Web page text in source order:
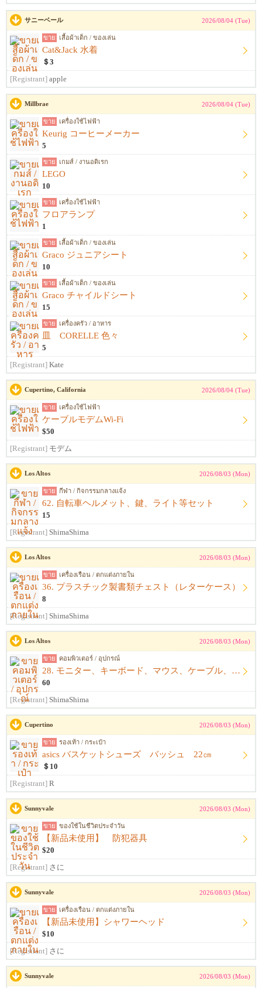
サニーベール 2026/08/04 (Tue)
ขาย เสื้อผ้าเด็ก / ของเล่น
Cat&Jack 水着
＄3
[Registrant] apple
Millbrae 2026/08/04 (Tue)
ขาย เครื่องใช้ไฟฟ้า
Keurig コーヒーメーカー
5
ขาย เกมส์ / งานอดิเรก
LEGO
10
ขาย เครื่องใช้ไฟฟ้า
フロアランプ
1
ขาย เสื้อผ้าเด็ก / ของเล่น
Graco ジュニアシート
10
ขาย เสื้อผ้าเด็ก / ของเล่น
Graco チャイルドシート
15
ขาย เครื่องครัว / อาหาร
皿 CORELLE 色々
5
[Registrant] Kate
Cupertino, California 2026/08/04 (Tue)
ขาย เครื่องใช้ไฟฟ้า
ケーブルモデムWi-Fi
$50
[Registrant] モデム
Los Altos 2026/08/03 (Mon)
ขาย กีฬา / กิจกรรมกลางแจ้ง
62. 自転車ヘルメット、鍵、ライト等セット
15
[Registrant] ShimaShima
Los Altos 2026/08/03 (Mon)
ขาย เครื่องเรือน / ตกแต่งภายใน
36. プラスチック製書類チェスト（レターケース）
8
[Registrant] ShimaShima
Los Altos 2026/08/03 (Mon)
ขาย คอมพิวเตอร์ / อุปกรณ์
28. モニター、キーボード、マウス、ケーブル、アームレスト一式
60
[Registrant] ShimaShima
Cupertino 2026/08/03 (Mon)
ขาย รองเท้า / กระเป๋า
asics バスケットシューズ バッシュ 22㎝
＄10
[Registrant] R
Sunnyvale 2026/08/03 (Mon)
ขาย ของใช้ในชีวิตประจำวัน
【新品未使用】 防犯器具
$20
[Registrant] さに
Sunnyvale 2026/08/03 (Mon)
ขาย เครื่องเรือน / ตกแต่งภายใน
【新品未使用】シャワーヘッド
$10
[Registrant] さに
Sunnyvale 2026/08/03 (Mon)